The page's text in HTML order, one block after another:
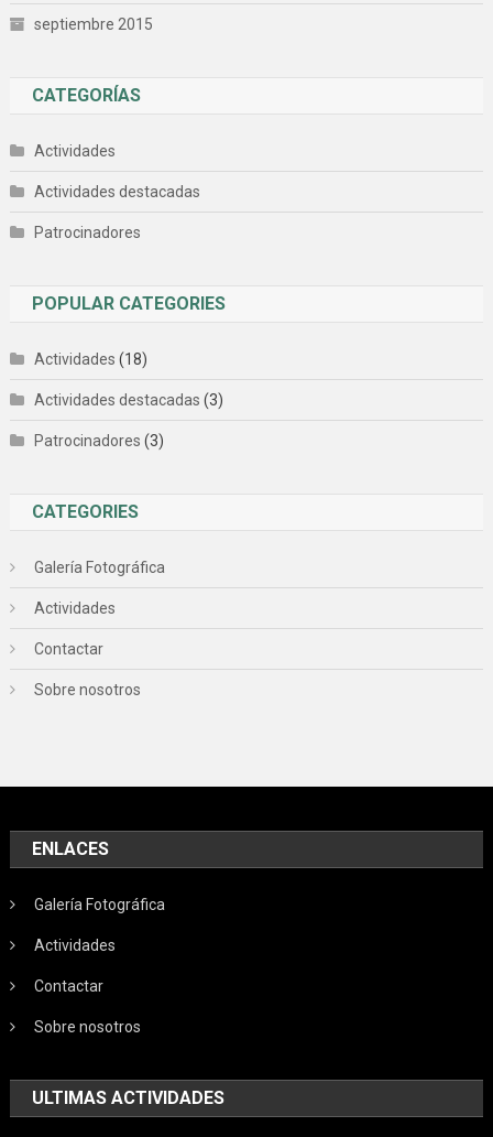
septiembre 2015
CATEGORÍAS
Actividades
Actividades destacadas
Patrocinadores
POPULAR CATEGORIES
Actividades (18)
Actividades destacadas (3)
Patrocinadores (3)
CATEGORIES
Galería Fotográfica
Actividades
Contactar
Sobre nosotros
ENLACES
Galería Fotográfica
Actividades
Contactar
Sobre nosotros
ULTIMAS ACTIVIDADES